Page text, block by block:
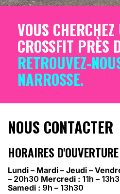
VOUS
CROSSFIT PRÈS
RETROUVEZ-
NARROSSE.
NOUS CONTACTER
HORAIRES D'OUVERTURE
Lundi – Mardi – Jeudi –
– 20h30 Mercredi : 11h –
Samedi : 9h – 13h30